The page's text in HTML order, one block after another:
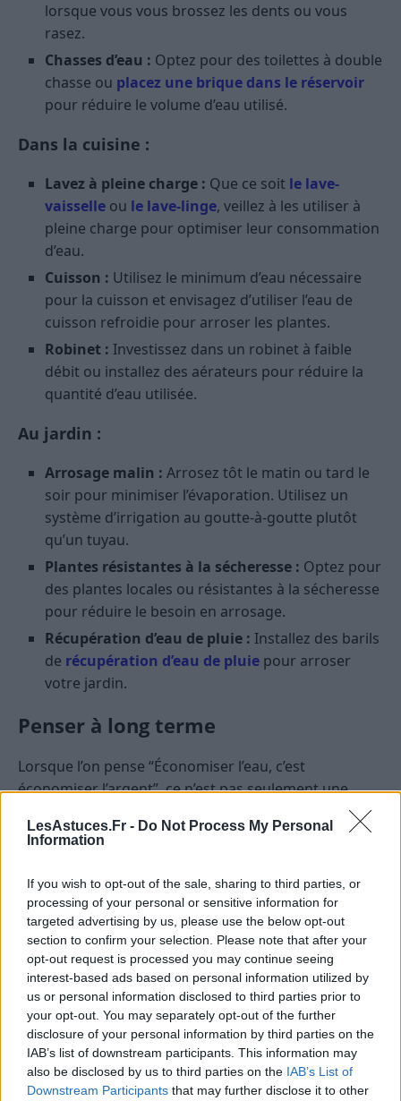
LesAstuces.Fr - Do Not Process My Personal
Information
If you wish to opt-out of the sale, sharing to third parties, or
processing of your personal or sensitive information for
targeted advertising by us, please use the below opt-out
section to confirm your selection. Please note that after your
opt-out request is processed you may continue seeing
interest-based ads based on personal information utilized by
us or personal information disclosed to third parties prior to
your opt-out. You may separately opt-out of the further
disclosure of your personal information by third parties on the
IAB’s list of downstream participants. This information may
also be disclosed by us to third parties on the IAB’s List of
Downstream Participants that may further disclose it to other
lorsque vous vous brossez les dents ou vous
rasez.
Chasses d’eau : Optez pour des toilettes à double
chasse ou placez une brique dans le réservoir
pour réduire le volume d’eau utilisé.
Dans la cuisine :
Lavez à pleine charge : Que ce soit le lave-
vaisselle ou le lave-linge, veillez à les utiliser à
pleine charge pour optimiser leur consommation
d’eau.
Cuisson : Utilisez le minimum d’eau nécessaire
pour la cuisson et envisagez d’utiliser l’eau de
cuisson refroidie pour arroser les plantes.
Robinet : Investissez dans un robinet à faible
débit ou installez des aérateurs pour réduire la
quantité d’eau utilisée.
Au jardin :
Arrosage malin : Arrosez tôt le matin ou tard le
soir pour minimiser l’évaporation. Utilisez un
système d’irrigation au goutte-à-goutte plutôt
qu’un tuyau.
Plantes résistantes à la sécheresse : Optez pour
des plantes locales ou résistantes à la sécheresse
pour réduire le besoin en arrosage.
Récupération d’eau de pluie : Installez des barils
de récupération d’eau de pluie pour arroser
votre jardin.
Penser à long terme
Lorsque l’on pense “Économiser l’eau, c’est
économiser l’argent”, ce n’est pas seulement une
question de factures allégées. C’est aussi préserver
notre environnement et garantir que les générations
que l’eau.
Alors, n’attendez plus ! Chaque geste compte. Et
n’oubliez pas, chaque fois que vous tournez ce
robinet un peu moins ou que vous prenez une
douche rapide, vous faites non seulement du bien à
la planète, mais également à votre portefeuille.
EAU FACTURES